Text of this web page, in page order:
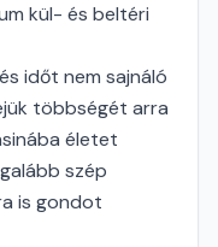
kül- és beltéri
időt nem sajnáló
többségét arra
életet
szép
is gondot